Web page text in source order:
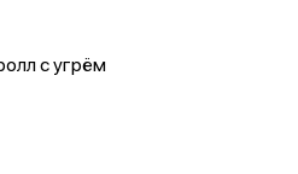
с угрём